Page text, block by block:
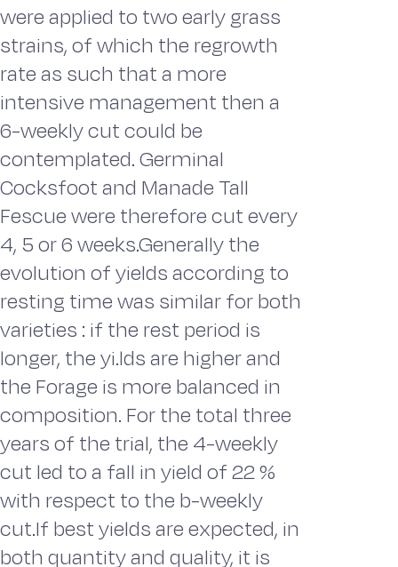
were applied to two early grass
strains, of which the regrowth
rate as such that a more
intensive management then a
6-weekly cut could be
contemplated. Germinal
Cocksfoot and Manade Tall
Fescue were therefore cut every
4, 5 or 6 weeks.Generally the
evolution of yields according to
resting time was similar for both
varieties : if the rest period is
longer, the yi.lds are higher and
the Forage is more balanced in
composition. For the total three
years of the trial, the 4-weekly
cut led to a fall in yield of 22 %
with respect to the b-weekly
cut.If best yields are expected, in
both quantity and quality, it is